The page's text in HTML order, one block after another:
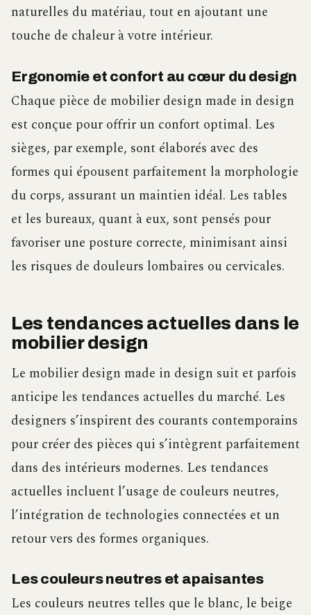
naturelles du matériau, tout en ajoutant une
touche de chaleur à votre intérieur.
Ergonomie et confort au cœur du design
Chaque pièce de mobilier design made in design
est conçue pour offrir un confort optimal. Les
sièges, par exemple, sont élaborés avec des
formes qui épousent parfaitement la morphologie
du corps, assurant un maintien idéal. Les tables
et les bureaux, quant à eux, sont pensés pour
favoriser une posture correcte, minimisant ainsi
les risques de douleurs lombaires ou cervicales.
Les tendances actuelles dans le
mobilier design
Le mobilier design made in design suit et parfois
anticipe les tendances actuelles du marché. Les
designers s’inspirent des courants contemporains
pour créer des pièces qui s’intègrent parfaitement
dans des intérieurs modernes. Les tendances
actuelles incluent l’usage de couleurs neutres,
l’intégration de technologies connectées et un
retour vers des formes organiques.
Les couleurs neutres et apaisantes
Les couleurs neutres telles que le blanc, le beige